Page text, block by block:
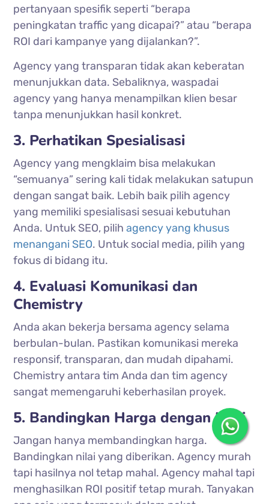
pertanyaan spesifik seperti “berapa
peningkatan traffic yang dicapai?” atau “berapa
ROI dari kampanye yang dijalankan?”.
Agency yang transparan tidak akan keberatan
menunjukkan data. Sebaliknya, waspadai
agency yang hanya menampilkan klien besar
tanpa menunjukkan hasil konkret.
3. Perhatikan Spesialisasi
Agency yang mengklaim bisa melakukan
“semuanya” sering kali tidak melakukan satupun
dengan sangat baik. Lebih baik pilih agency
yang memiliki spesialisasi sesuai kebutuhan
Anda. Untuk SEO, pilihagency yang khusus
menangani SEO. Untuk social media, pilih yang
fokus di bidang itu.
4. Evaluasi Komunikasi dan
Chemistry
Anda akan bekerja bersama agency selama
berbulan-bulan. Pastikan komunikasi mereka
responsif, transparan, dan mudah dipahami.
Chemistry antara tim Anda dan tim agency
sangat memengaruhi keberhasilan proyek.
5. Bandingkan Harga dengan Nilai
Jangan hanya membandingkan harga.
Bandingkan nilai yang diberikan. Agency murah
tapi hasilnya nol tetap mahal. Agency mahal tapi
menghasilkan ROI positif tetap murah. Tanyakan